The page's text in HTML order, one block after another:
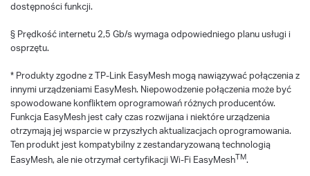
dostępności funkcji.
§ Prędkość internetu 2,5 Gb/s wymaga odpowiedniego planu usługi i
osprzętu.
* Produkty zgodne z TP-Link EasyMesh mogą nawiązywać połączenia z
innymi urządzeniami EasyMesh. Niepowodzenie połączenia może być
spowodowane konfliktem oprogramowań różnych producentów.
Funkcja EasyMesh jest cały czas rozwijana i niektóre urządzenia
otrzymają jej wsparcie w przyszłych aktualizacjach oprogramowania.
Ten produkt jest kompatybilny z zestandaryzowaną technologią
EasyMesh, ale nie otrzymał certyfikacji Wi-Fi EasyMeshTM.